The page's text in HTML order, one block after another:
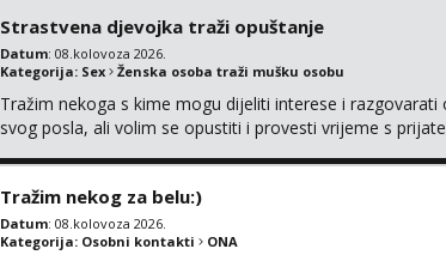
Strastvena djevojka traži opuštanje
Datum: 08.kolovoza 2026.
Kategorija: Sex Ženska osoba traži mušku osobu
Tražim nekoga s kime mogu dijeliti interese i
svog posla, ali volim se opustiti i provesti vrijeme s
Tražim nekog za belu:)
Datum: 08.kolovoza 2026.
Kategorija: Osobni kontakti ONA